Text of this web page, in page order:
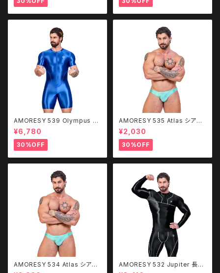
AMORESY 539 Olympus ス
ポーツボディースーツ
¥6,780
30%OFF
AMORESY 535 Atlas シアー
スイミング・Ｔバック
¥2,030
30%OFF
AMORESY 534 Atlas シアー
AMORESY 532 Jupiter 長袖